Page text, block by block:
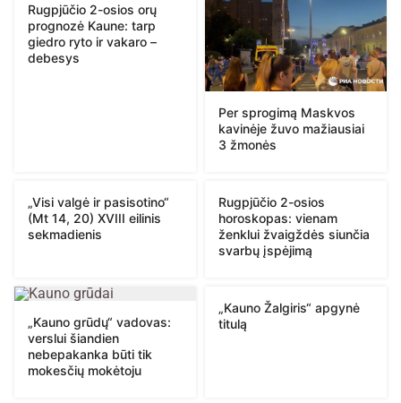
Rugpjūčio 2-osios orų
prognozė Kaune: tarp
giedro ryto ir vakaro –
debesys
Per sprogimą Maskvos
kavinėje žuvo mažiausiai
3 žmonės
„Visi valgė ir pasisotino“
(Mt 14, 20) XVIII eilinis
sekmadienis
Rugpjūčio 2-osios
horoskopas: vienam
ženklui žvaigždės siunčia
svarbų įspėjimą
„Kauno grūdų“ vadovas:
verslui šiandien
nebepakanka būti tik
mokesčių mokėtoju
„Kauno Žalgiris“ apgynė
titulą